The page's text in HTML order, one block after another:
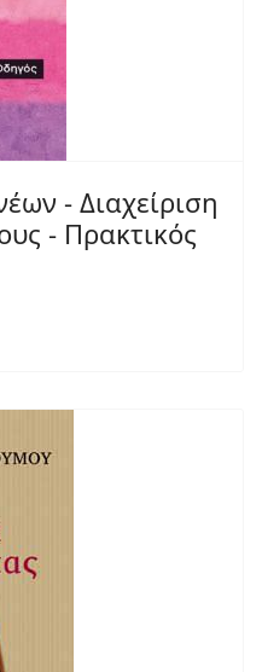
- Διαχείριση
- Πρακτικός